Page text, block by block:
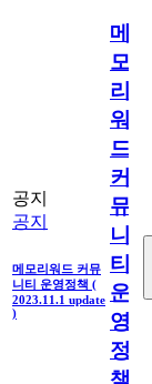
공지
공지
메모리워드 커뮤
니티 운영정책 (
2023.11.1 update
)
메
모
리
워
드
커
뮤
니
티
운
영
정